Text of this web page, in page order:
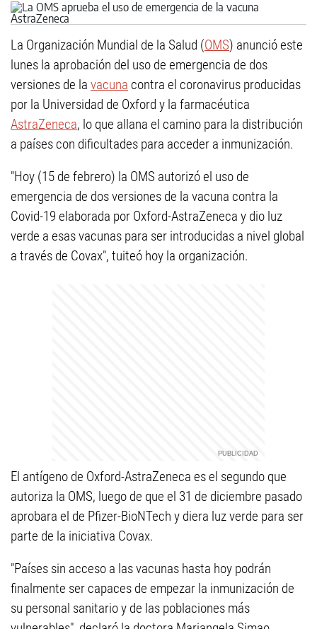
La Organización Mundial de la Salud (OMS) anunció este
lunes la aprobación del uso de emergencia de dos
versiones de la vacuna contra el coronavirus producidas
por la Universidad de Oxford y la farmacéutica
AstraZeneca, lo que allana el camino para la distribución
a países con dificultades para acceder a inmunización.
"Hoy (15 de febrero) la OMS autorizó el uso de
emergencia de dos versiones de la vacuna contra la
Covid-19 elaborada por Oxford-AstraZeneca y dio luz
verde a esas vacunas para ser introducidas a nivel global
a través de Covax", tuiteó hoy la organización.
El antígeno de Oxford-AstraZeneca es el segundo que
autoriza la OMS, luego de que el 31 de diciembre pasado
aprobara el de Pfizer-BioNTech y diera luz verde para ser
parte de la iniciativa Covax.
"Países sin acceso a las vacunas hasta hoy podrán
finalmente ser capaces de empezar la inmunización de
su personal sanitario y de las poblaciones más